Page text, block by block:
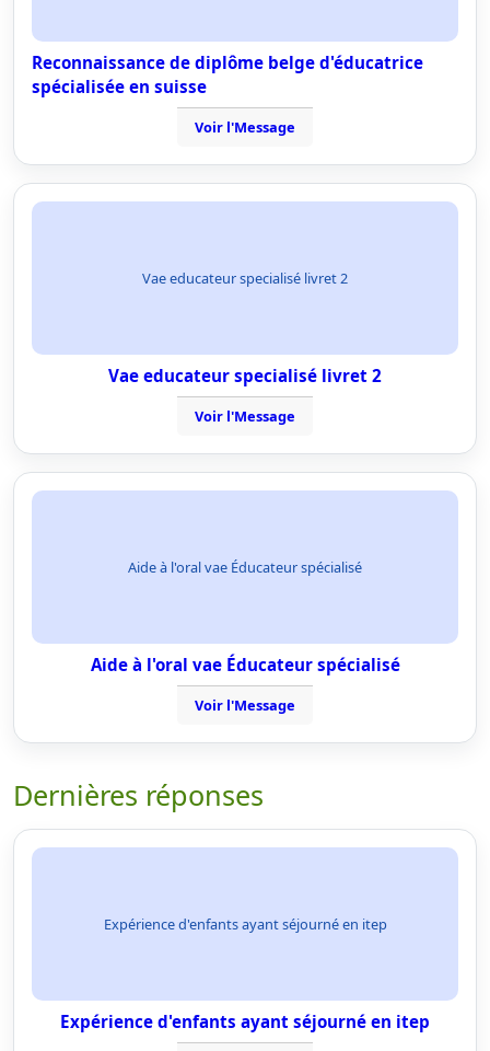
Reconnaissance de diplôme belge d'éducatrice
spécialisée en suisse
Voir l'Message
Vae educateur specialisé livret 2
Vae educateur specialisé livret 2
Voir l'Message
Aide à l'oral vae Éducateur spécialisé
Aide à l'oral vae Éducateur spécialisé
Voir l'Message
Dernières réponses
Expérience d'enfants ayant séjourné en itep
Expérience d'enfants ayant séjourné en itep